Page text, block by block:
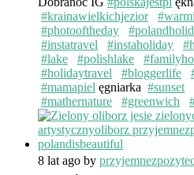
#krainawielkichjezior
#photooftheday
#instatravel
#instaholiday
#lake
#polishlake
#holidaytravel
#bloggerlife
#mamapiel ęgniarka #sunset
#mathernature
#greenwich
8 lat ago by